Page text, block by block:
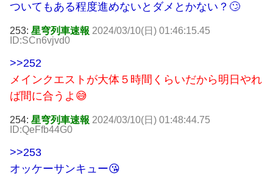
ついてもある程度進めないとダメとかない？🙄
253: 星穹列車速報 2024/03/10(日) 01:46:15.45
ID:SCn6vjvd0
>>252
メインクエストが大体５時間くらいだから明日やれ
ば間に合うよ😅
254: 星穹列車速報 2024/03/10(日) 01:48:44.75
ID:QeFfb44G0
>>253
オッケーサンキュー😘